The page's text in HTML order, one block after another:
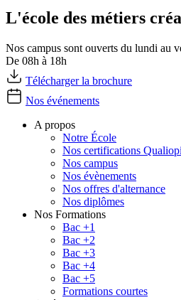
L'école des métiers
Nos campus sont ouverts du lundi au
De 08h à 18h
Télécharger la brochure
Nos événements
A propos
Notre École
Nos certifications Qualiopi
Nos campus
Nos évènements
Nos offres d'alternance
Nos diplômes
Nos Formations
Bac +1
Bac +2
Bac +3
Bac +4
Bac +5
Formations courtes